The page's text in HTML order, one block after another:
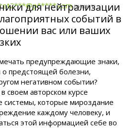
пишет:
для нейтрализации
событий в
вас или ваших
предупреждающие знаки,
о предстоящей болезни,
негативном событии?
своем авторском курсе
системы, которые мироздание
каждому человеку, и
этой информацией себе во